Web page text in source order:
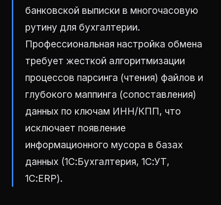
банковской выписки в многочасовую
рутину для бухгалтерии.
Профессиональная настройка обмена
требует жесткой алгоритмизации
процессов парсинга (чтения) файлов и
глубокого маппинга (сопоставления)
данных по ключам ИНН/КПП, что
исключает появление
информационного мусора в базах
данных (1С:Бухгалтерия, 1С:УТ,
1С:ERP).